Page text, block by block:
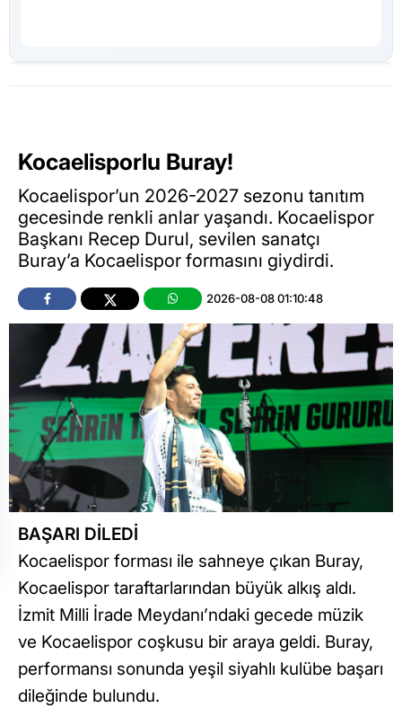
Kocaelisporlu Buray!
Kocaelispor’un 2026-2027 sezonu tanıtım
gecesinde renkli anlar yaşandı. Kocaelispor
Başkanı Recep Durul, sevilen sanatçı
Buray’a Kocaelispor formasını giydirdi.
2026-08-08 01:10:48
BAŞARI DİLEDİ
Kocaelispor forması ile sahneye çıkan Buray,
Kocaelispor taraftarlarından büyük alkış aldı.
İzmit Milli İrade Meydanı’ndaki gecede müzik
ve Kocaelispor coşkusu bir araya geldi. Buray,
performansı sonunda yeşil siyahlı kulübe başarı
dileğinde bulundu.